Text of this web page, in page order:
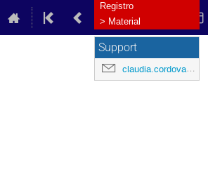
Registro
> Material
Support
claudia.cordova@redclara.net